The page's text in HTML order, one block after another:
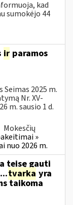
kad
sumokėjo 44
ir paramos
2025 m.
Nr. XV-
m. sausio 1 d.
Mokesčių
»
nuo 2026 m.
teisę gauti
...tvarka yra
taikoma